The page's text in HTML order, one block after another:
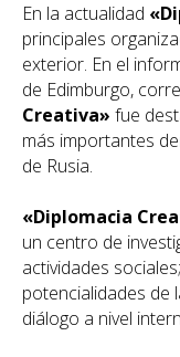
En la actualidad
principales
exterior. En el
de Edimburgo,
Creativa» fue
más importantes
de Rusia.
«Diplomacia
un centro de
actividades
potencialidades de
diálogo a nivel